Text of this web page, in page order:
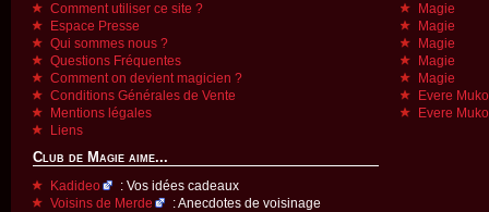
Comment utiliser ce site ?
Espace Presse
Qui sommes nous ?
Questions Fréquentes
Comment on devient magicien ?
Conditions Générales de Vente
Mentions légales
Liens
Club de Magie aime...
Kadideo
: Vos idées cadeaux
Voisins de Merde
: Anecdotes de voisinage
Magie
Magie
Magie
Magie
Magie
Evere
Evere